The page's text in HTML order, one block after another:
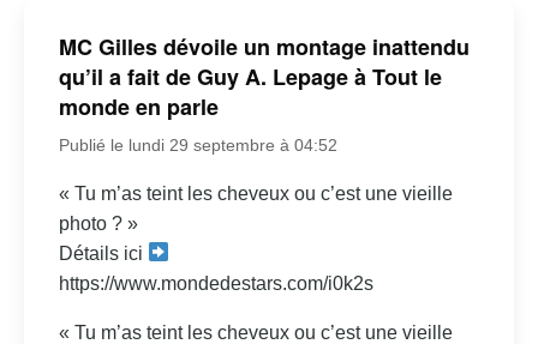
MC Gilles dévoile un montage inattendu
qu’il a fait de Guy A. Lepage à Tout le
monde en parle
Publié le lundi 29 septembre à 04:52
« Tu m’as teint les cheveux ou c’est une vieille
photo ? »
Détails ici
https://www.mondedestars.com/i0k2s
« Tu m’as teint les cheveux ou c’est une vieille